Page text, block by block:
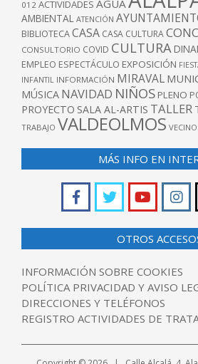
012 ACTIVIDADES AGUA
AMBIENTAL ATENCIÓN
BIBLIOTECACASA CASA CULTURA
CONSULTORIO COVID CULTURA
EMPLEO ESPECTÁCULO EXPOSICIÓN
INFANTIL INFORMACIÓN MIRAVAL
MÚSICA NAVIDAD NIÑOS PLENO
PROYECTO SALA AL-ARTIS TALLER
TRABAJO VALDEOLMOS
MÁS INFO EN
OTROS
INFORMACIÓN SOBRE COOKIES
POLÍTICA PRIVACIDAD Y AVISO
DIRECCIONES Y TELÉFONOS
REGISTRO ACTIVIDADES DE